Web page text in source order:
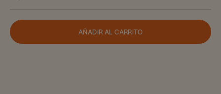
AÑADIR AL CARRITO